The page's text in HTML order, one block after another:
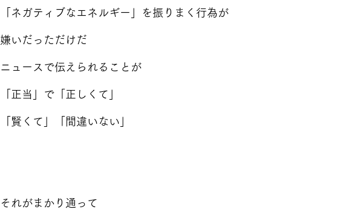
「ネガティブなエネルギー」を振りまく行為が
嫌いだっただけだ
ニュースで伝えられることが
「正当」で「正しくて」
「賢くて」「間違いない」
それがまかり通って